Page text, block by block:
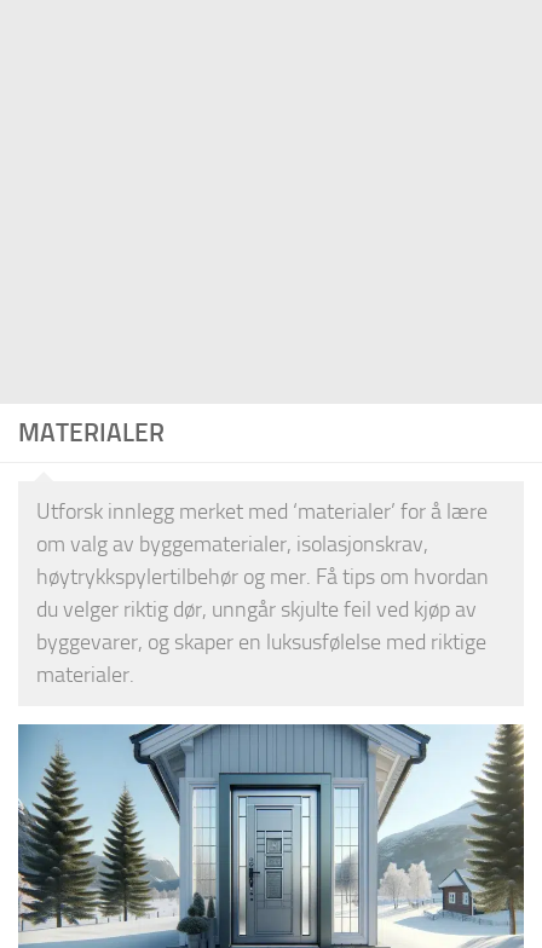
MATERIALER
Utforsk innlegg merket med ‘materialer’ for å lære
om valg av byggematerialer, isolasjonskrav,
høytrykkspylertilbehør og mer. Få tips om hvordan
du velger riktig dør, unngår skjulte feil ved kjøp av
byggevarer, og skaper en luksusfølelse med riktige
materialer.